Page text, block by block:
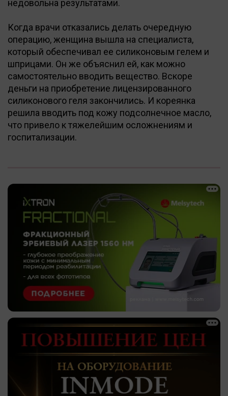
недовольна результатами.
Когда врачи отказались делать очередную
операцию, женщина вышла на специалиста,
который обеспечивал ее силиконовым гелем и
шприцами. Он же объяснил ей, как можно
самостоятельно вводить вещество. Вскоре
деньги на приобретение лицензированного
силиконового геля закончились. И кореянка
решила вводить под кожу подсолнечное масло,
что привело к тяжелейшим осложнениям и
госпитализации.